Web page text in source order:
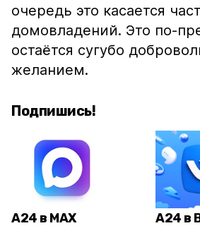
очередь это касается
домовладений. Это по-
остаётся сугубо
желанием.
Подпишись!
А24 в MAX А24 в